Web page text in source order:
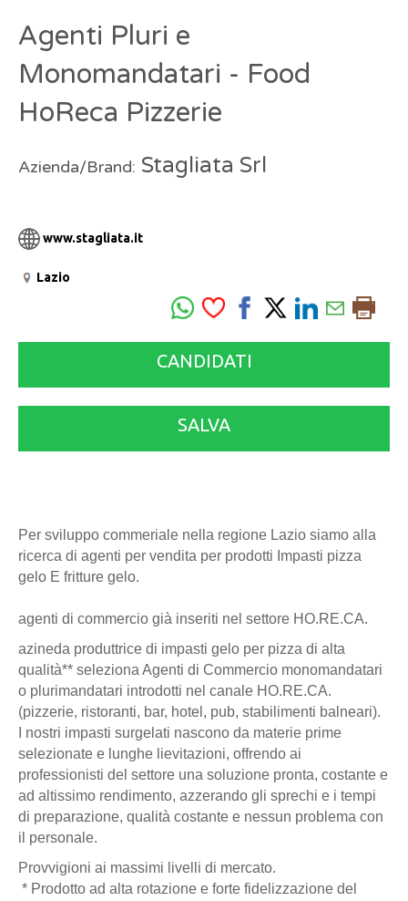
Agenti Pluri e
Monomandatari - Food
HoReca Pizzerie
Azienda/Brand: Stagliata Srl
www.stagliata.it
Lazio
CANDIDATI
SALVA
Per sviluppo commeriale nella regione Lazio siamo alla
ricerca di agenti per vendita per prodotti Impasti pizza
gelo E fritture gelo.
agenti di commercio già inseriti nel settore HO.RE.CA.
azineda produttrice di impasti gelo per pizza di alta
qualità** seleziona Agenti di Commercio monomandatari
o plurimandatari introdotti nel canale HO.RE.CA.
(pizzerie, ristoranti, bar, hotel, pub, stabilimenti balneari).
I nostri impasti surgelati nascono da materie prime
selezionate e lunghe lievitazioni, offrendo ai
professionisti del settore una soluzione pronta, costante e
ad altissimo rendimento, azzerando gli sprechi e i tempi
di preparazione, qualità costante e nessun problema con
il personale.
Provvigioni ai massimi livelli di mercato.
* Prodotto ad alta rotazione e forte fidelizzazione del